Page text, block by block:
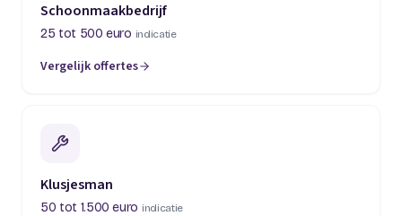
Schoonmaakbedrijf
25 tot 500 euro indicatie
Vergelijk offertes
(opent in een nieuw tabblad)
Klusjesman
50 tot 1.500 euro indicatie